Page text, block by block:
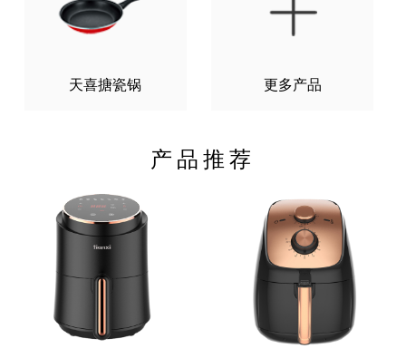
天喜搪瓷锅 更多产品
产品推荐